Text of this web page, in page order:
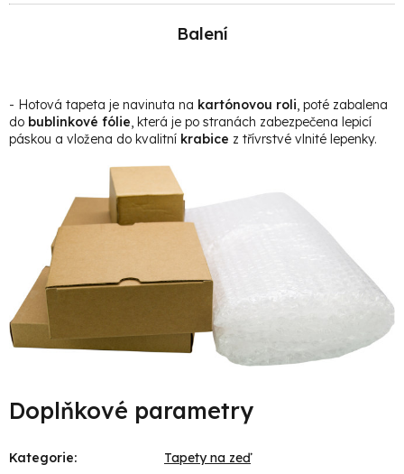
Balení
- Hotová tapeta je navinuta na kartónovou roli, poté zabalena
do bublinkové fólie, která je po stranách zabezpečena lepicí
páskou a vložena do kvalitní krabice z třívrstvé vlnité lepenky.
Doplňkové parametry
Kategorie:
Tapety na zeď